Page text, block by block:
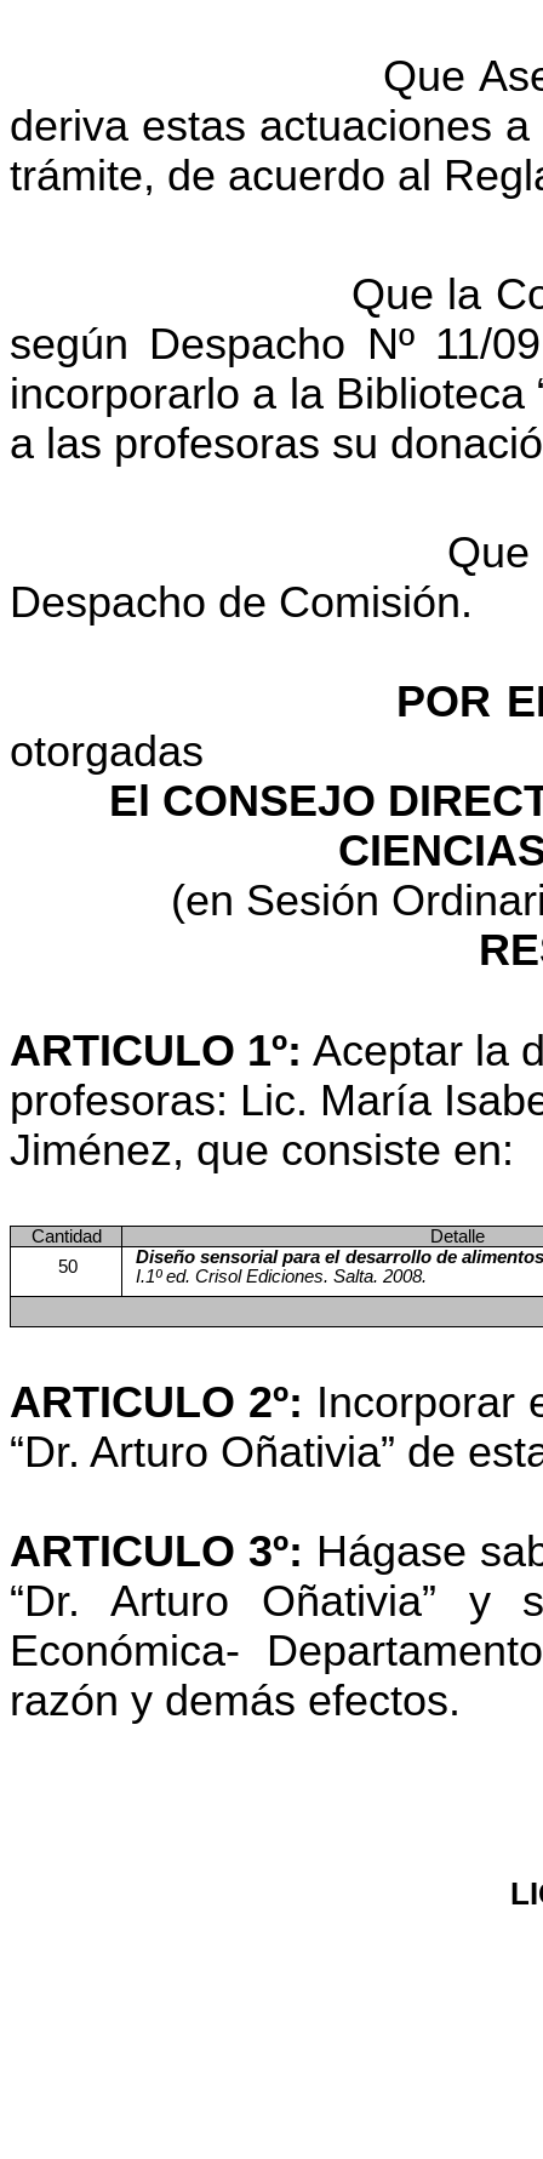
Que
deriva estas actuaciones
trámite, de acuerdo al
Que la
según Despacho Nº 11/
incorporarlo a la Biblioteca
a las profesoras su
Despacho de Comisión.
POR
otorgadas
El CONSEJO
(en Sesión
ARTICULO 1º: Aceptar la
profesoras: Lic. María
Jiménez, que consiste en:
Cantidad
Detalle
50
Diseño sensorial para el desarrollo de
I.1ºed. Crisol Ediciones. Salta. 2008.
ARTICULO 2º: Incorporar
“Dr. Arturo Oñativia” de
ARTICULO 3º: Hágase
“Dr. Arturo Oñativia” y
Económica-
razón y demás efectos.